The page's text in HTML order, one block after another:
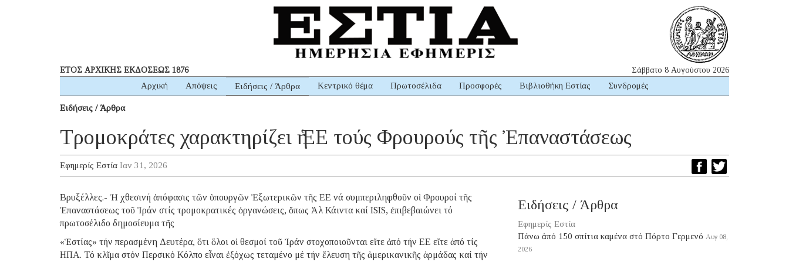
ΕΤΟΣ ΑΡΧΙΚΗΣ ΕΚΔΟΣΕΩΣ 1876 Σάββατο 8 Αυγούστου 2026
Αρχική Απόψεις Ειδήσεις / Άρθρα Κεντρικό θέμα Πρωτοσέλιδα Προσφορές Βιβλιοθήκη Εστίας Συνδρομές
Ειδήσεις / Άρθρα
Τρομοκράτες χαρακτηρίζει ἡ ΕΕ τούς Φρουρούς τῆς Ἐπαναστάσεως
Εφημερίς Εστία Ιαν 31, 2026
Βρυξέλλες.- Ἡ χθεσινή ἀπόφασις τῶν ὑπουργῶν Ἐξωτερικῶν τῆς ΕΕ νά συμπεριληφθοῦν οἱ Φρουροί τῆς
Ἐπαναστάσεως τοῦ Ἰράν στίς τρομοκρατικές ὀργανώσεις, ὅπως Ἀλ Κάιντα καί ISIS, ἐπιβεβαιώνει τό
πρωτοσέλιδο δημοσίευμα τῆς
«Ἑστίας» τήν περασμένη Δευτέρα, ὅτι ὅλοι οἱ θεσμοί τοῦ Ἰράν στοχοποιοῦνται εἴτε ἀπό τήν ΕΕ εἴτε ἀπό τίς
ΗΠΑ. Τό κλῖμα στόν Περσικό Κόλπο εἶναι ἐξόχως τεταμένο μέ τήν ἔλευση τῆς ἀμερικανικῆς ἀρμάδας καί τήν
Ειδήσεις / Άρθρα
Εφημερίς Εστία
Πάνω ἀπό 150 σπίτια καμένα στό Πόρτο Γερμενό Αυγ 08,
2026